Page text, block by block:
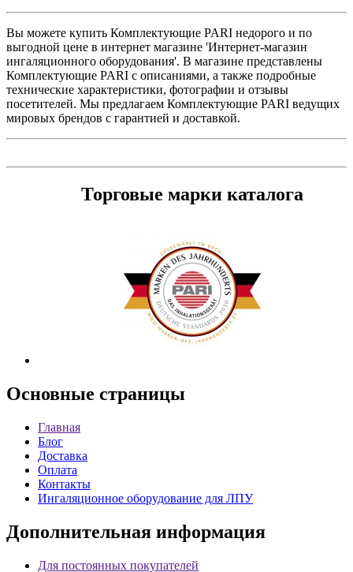
Вы можете купить Комплектующие PARI недорого и по
выгодной цене в интернет магазине 'Интернет-магазин
ингаляционного оборудования'. В магазине представлены
Комплектующие PARI с описаниями, а также подробные
технические характеристики, фотографии и отзывы
посетителей. Мы предлагаем Комплектующие PARI ведущих
мировых брендов с гарантией и доставкой.
Торговые марки каталога
Основные страницы
Главная
Блог
Доставка
Оплата
Контакты
Ингаляционное оборудование для ЛПУ
Дополнительная информация
Для постоянных покупателей